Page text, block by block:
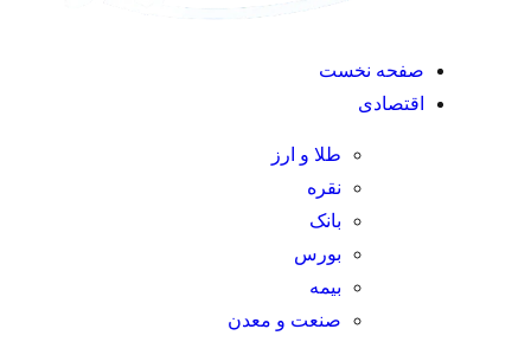
صفحه نخست
اقتصادی
طلا و ارز
نقره
بانک
بورس
بیمه
صنعت و معدن